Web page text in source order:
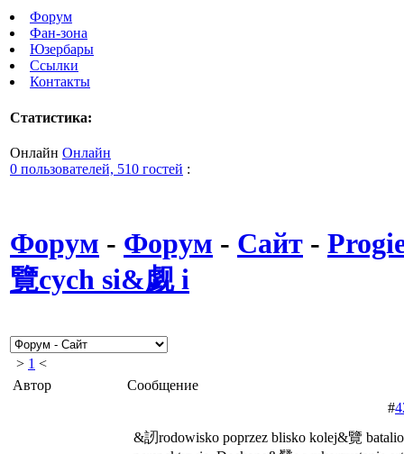
Форум
Фан-зона
Юзербары
Ссылки
Контакты
Статистика:
Онлайн Онлайн
0 пользователей, 510 гостей :
Форум - Форум - Сайт -
覽cych si&觑 i
> 1 <
Автор
Сообщение
#
&訒rodowisko poprzez blisko kolej&覽